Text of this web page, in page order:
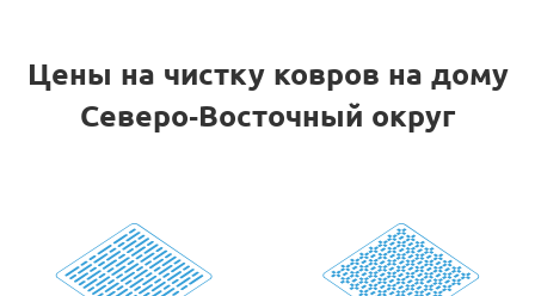
Цены на чистку ковров на дому
Северо-Восточный округ